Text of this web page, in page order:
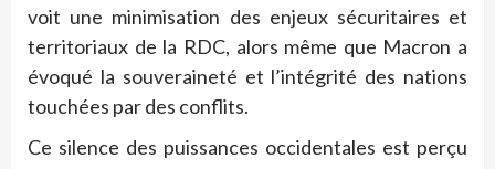
voit une minimisation des enjeux sécuritaires et
territoriaux de la RDC, alors même que Macron a
évoqué la souveraineté et l’intégrité des nations
touchées par des conflits.
Ce silence des puissances occidentales est perçu